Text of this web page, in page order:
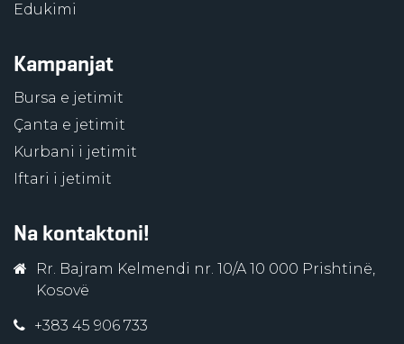
Edukimi
Kampanjat
Bursa e jetimit
Çanta e jetimit
Kurbani i jetimit
Iftari i jetimit
Na kontaktoni!
Rr. Bajram Kelmendi nr. 10/A 10 000 Prishtinë,
Kosovë
+383 45 906 733